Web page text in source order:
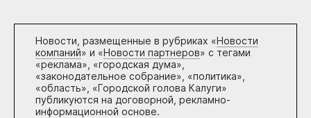
Новости, размещенные в рубриках «Новости
компаний» и «Новости партнеров» с тегами
«реклама», «городская дума»,
«законодательное собрание», «политика»,
«область», «Городской голова Калуги»
публикуются на договорной, рекламно-
информационной основе.